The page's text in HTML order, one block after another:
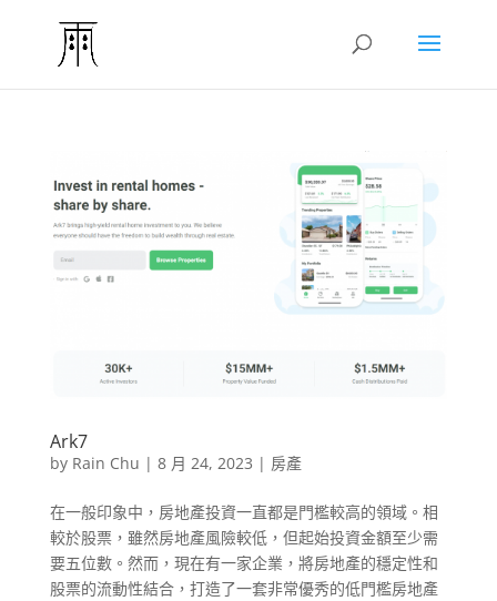
Ark7
by Rain Chu | 8 月 24, 2023 | 房產
在一般印象中，房地產投資一直都是門檻較高的領域。相
較於股票，雖然房地產風險較低，但起始投資金額至少需
要五位數。然而，現在有一家企業，將房地產的穩定性和
股票的流動性結合，打造了一套非常優秀的低門檻房地產